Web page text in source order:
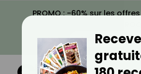
PROMO : -60% sur les
VOIR LA